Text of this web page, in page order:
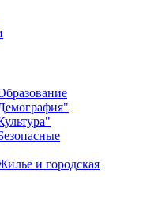
и городская